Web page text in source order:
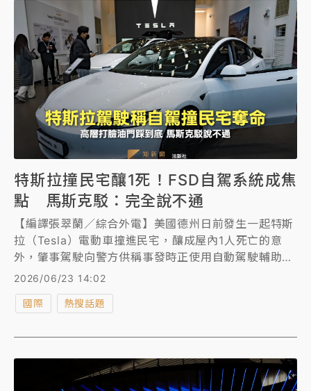
特斯拉撞民宅釀1死！FSD自駕系統成焦
點 馬斯克駁：完全說不通
【編譯張翠蘭／綜合外電】美國德州日前發生一起特斯
拉（Tesla）電動車撞進民宅，釀成屋內1人死亡的意
外，肇事駕駛向警方供稱事發時正使用自動駕駛輔助系
統。聯邦監管機構周一（6/22）表示已對此事件展開
踏板，執行長馬斯克也指駕駛供詞「完全說不通」。
2026/06/23 14:02
國際 熱搜話題